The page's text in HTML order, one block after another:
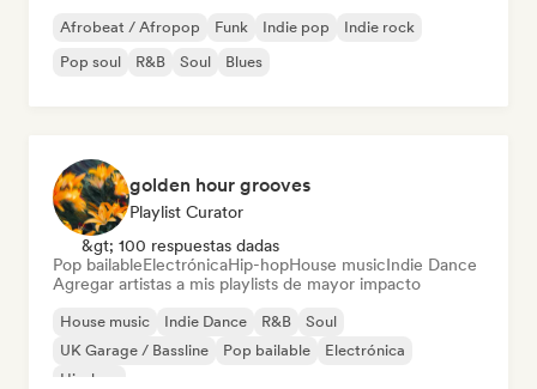
Afrobeat / Afropop Funk Indie pop
Indie rock
Pop soul
R&B Soul Blues
golden hour grooves
Playlist Curator
&gt; 100 respuestas dadas
Pop bailableElectrónicaHip-hopHouse musicIndie Dance
Agregar artistas a mis playlists de mayor impacto
House music Indie Dance R&B
Soul
UK Garage / Bassline
Pop bailable
Electrónica
Hip-hop